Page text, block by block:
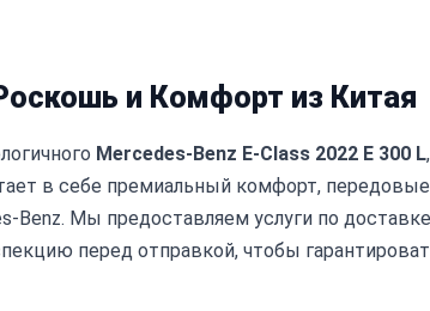
и Комфорт из Китая
Mercedes-Benz E-Class 2022 E 300 L,
в себе премиальный комфорт, передовые
Benz. Мы предоставляем услуги по доставке
перед отправкой, чтобы